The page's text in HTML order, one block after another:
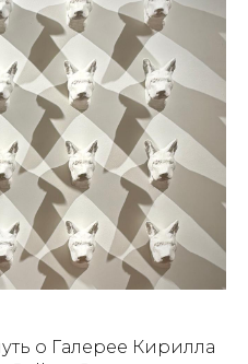
о Галерее Кирилла